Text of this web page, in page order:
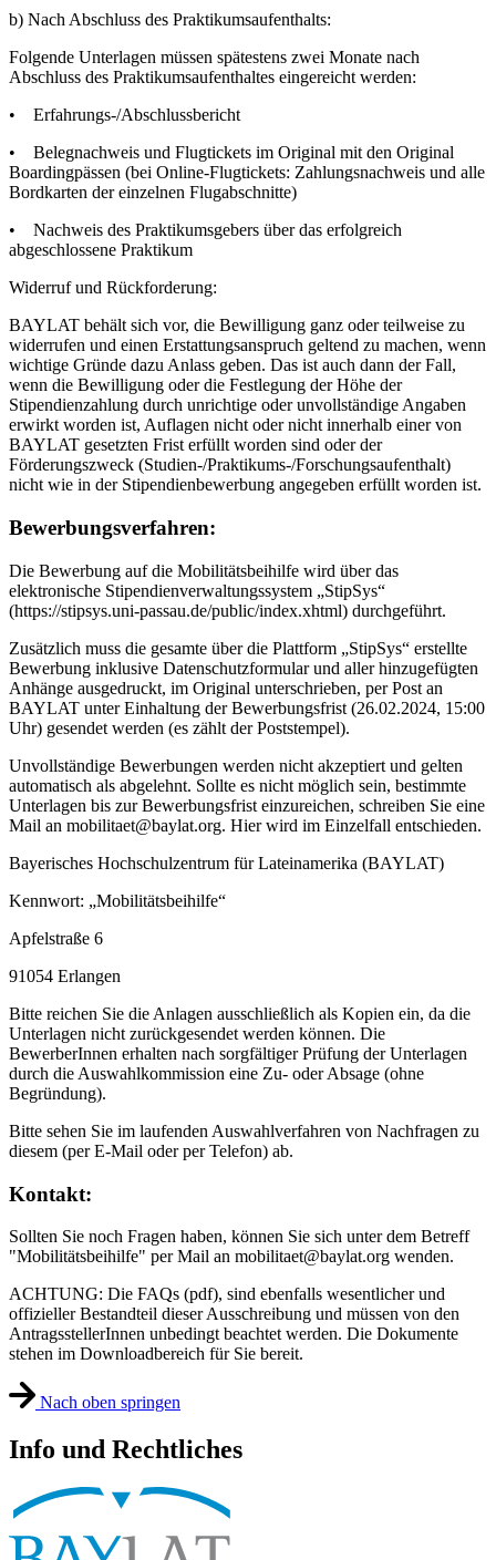
b) Nach Abschluss des Praktikumsaufenthalts:
Folgende Unterlagen müssen spätestens zwei Monate nach
Abschluss des Praktikumsaufenthaltes eingereicht werden:
• Erfahrungs-/Abschlussbericht
• Belegnachweis und Flugtickets im Original mit den Original
Boardingpässen (bei Online-Flugtickets: Zahlungsnachweis und alle
Bordkarten der einzelnen Flugabschnitte)
• Nachweis des Praktikumsgebers über das erfolgreich
abgeschlossene Praktikum
Widerruf und Rückforderung:
BAYLAT behält sich vor, die Bewilligung ganz oder teilweise zu
widerrufen und einen Erstattungsanspruch geltend zu machen, wenn
wichtige Gründe dazu Anlass geben. Das ist auch dann der Fall,
wenn die Bewilligung oder die Festlegung der Höhe der
Stipendienzahlung durch unrichtige oder unvollständige Angaben
erwirkt worden ist, Auflagen nicht oder nicht innerhalb einer von
BAYLAT gesetzten Frist erfüllt worden sind oder der
Förderungszweck (Studien-/Praktikums-/Forschungsaufenthalt)
nicht wie in der Stipendienbewerbung angegeben erfüllt worden ist.
Bewerbungsverfahren:
Die Bewerbung auf die Mobilitätsbeihilfe wird über das
elektronische Stipendienverwaltungssystem „StipSys“
(https://stipsys.uni-passau.de/public/index.xhtml) durchgeführt.
Zusätzlich muss die gesamte über die Plattform „StipSys“ erstellte
Bewerbung inklusive Datenschutzformular und aller hinzugefügten
Anhänge ausgedruckt, im Original unterschrieben, per Post an
BAYLAT unter Einhaltung der Bewerbungsfrist (26.02.2024, 15:00
Uhr) gesendet werden (es zählt der Poststempel).
Unvollständige Bewerbungen werden nicht akzeptiert und gelten
automatisch als abgelehnt. Sollte es nicht möglich sein, bestimmte
Unterlagen bis zur Bewerbungsfrist einzureichen, schreiben Sie eine
Mail an mobilitaet@baylat.org. Hier wird im Einzelfall entschieden.
Bayerisches Hochschulzentrum für Lateinamerika (BAYLAT)
Kennwort: „Mobilitätsbeihilfe“
Apfelstraße 6
91054 Erlangen
Bitte reichen Sie die Anlagen ausschließlich als Kopien ein, da die
Unterlagen nicht zurückgesendet werden können. Die
BewerberInnen erhalten nach sorgfältiger Prüfung der Unterlagen
durch die Auswahlkommission eine Zu- oder Absage (ohne
Begründung).
Bitte sehen Sie im laufenden Auswahlverfahren von Nachfragen zu
diesem (per E-Mail oder per Telefon) ab.
Kontakt:
Sollten Sie noch Fragen haben, können Sie sich unter dem Betreff
"Mobilitätsbeihilfe" per Mail an mobilitaet@baylat.org wenden.
ACHTUNG: Die FAQs (pdf), sind ebenfalls wesentlicher und
offizieller Bestandteil dieser Ausschreibung und müssen von den
AntragsstellerInnen unbedingt beachtet werden. Die Dokumente
stehen im Downloadbereich für Sie bereit.
Nach oben springen
Info und Rechtliches